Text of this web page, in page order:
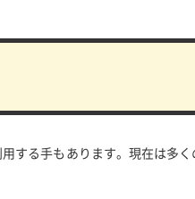
する手もあります。現在は多